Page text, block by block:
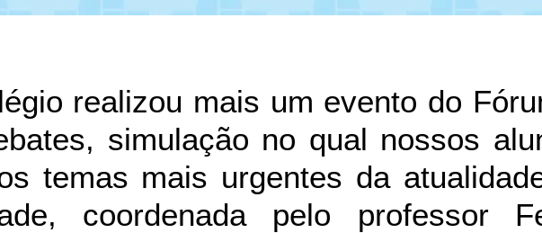
realizou mais um evento do
simulação no qual nossos
temas mais urgentes da
coordenada pelo professor